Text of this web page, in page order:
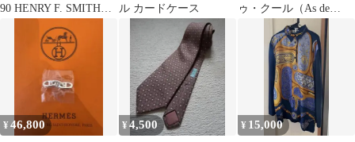
90 HENRY F. SMITH
ル カードケース
ゥ・クール（As de
Coeur）レザーブレスレ
¥46,800 ¥4,500 ¥ 15,000